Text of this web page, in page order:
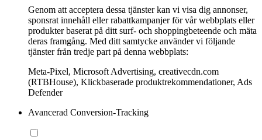
Genom att acceptera dessa tjänster kan vi visa dig annonser,
sponsrat innehåll eller rabattkampanjer för vår webbplats eller
produkter baserat på ditt surf- och shoppingbeteende och mäta
deras framgång. Med ditt samtycke använder vi följande
tjänster från tredje part på denna webbplats:
Meta-Pixel, Microsoft Advertising, creativecdn.com
(RTBHouse), Klickbaserade produktrekommendationer, Ads
Defender
Avancerad Conversion-Tracking